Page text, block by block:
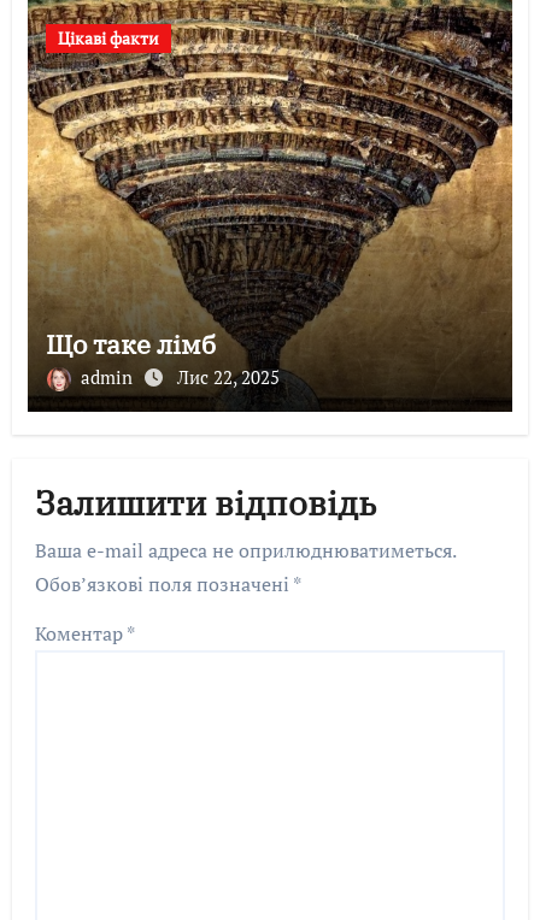
Цікаві факти
Що таке лімб
admin Лис 22, 2025
Залишити відповідь
Ваша e-mail адреса не оприлюднюватиметься.
Обов’язкові поля позначені *
Коментар*